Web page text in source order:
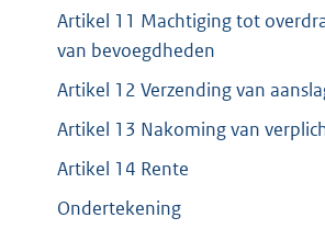
Artikel 11 Machtiging tot
van bevoegdheden
Artikel 12 Verzending van
Artikel 13 Nakoming van
Artikel 14 Rente
Ondertekening